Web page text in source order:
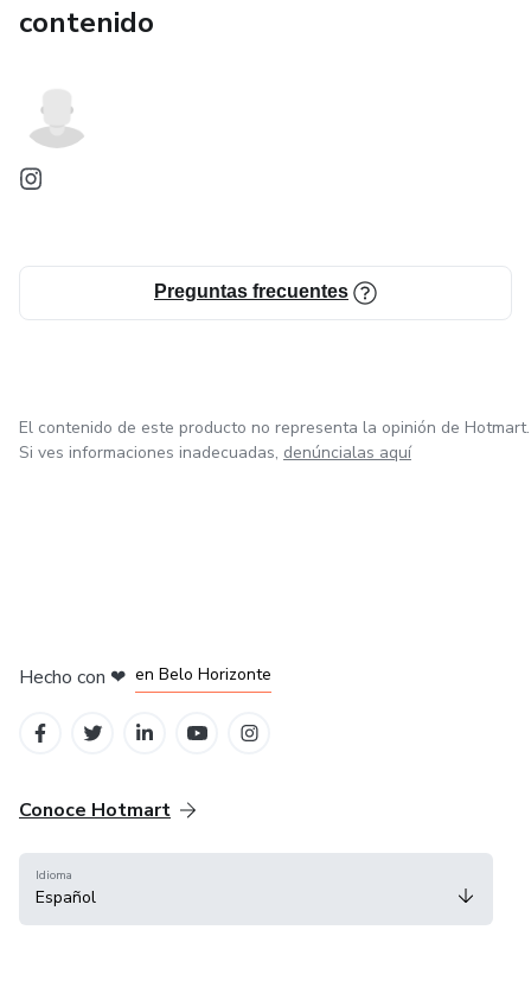
contenido
Preguntas frecuentes
El contenido de este producto no representa la opinión de Hotmart.
Si ves informaciones inadecuadas, denúncialas aquí
Hecho con ❤ en Belo Horizonte
Conoce Hotmart
Idioma
Español